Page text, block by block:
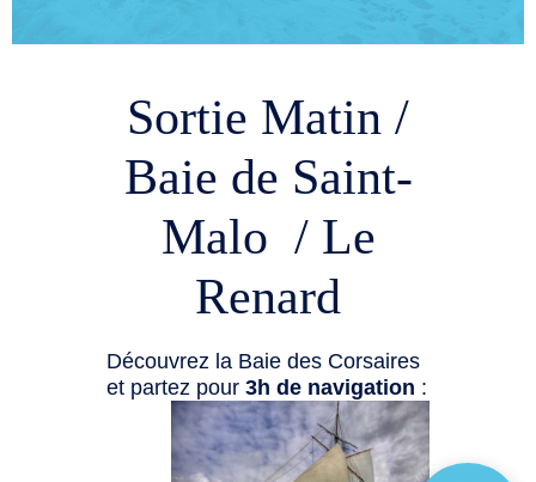
Sortie Matin /
Baie de Saint-
Malo / Le
Renard
Découvrez la Baie des Corsaires
et partez pour3h de navigation :